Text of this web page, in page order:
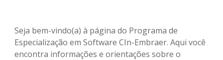
Seja bem-vindo(a) à página do Programa de
Especialização em Software CIn-Embraer. Aqui você
encontra informações e orientações sobre o